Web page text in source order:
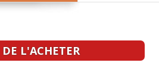
L'ACHETER